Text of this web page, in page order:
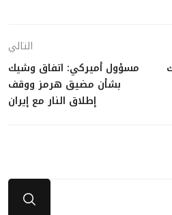
التالي
مسؤول أميركي: اتفاق وشيك
بشأن مضيق هرمز ووقف
إطلاق النار مع إيران